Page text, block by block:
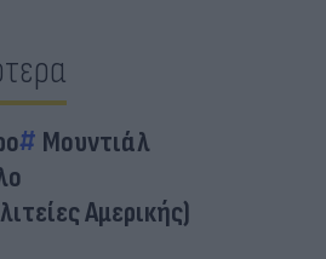
Μουντιάλ
Αμερικής)